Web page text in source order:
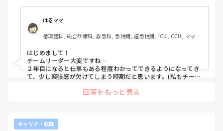
勤務状況は正直繁忙で、人員も不足している中、2年目の子
達には負担を強いている負い目もあります。
ただ他の先輩たちから、その都度注意をしても、あっちを直
ま指導を続けてモチベーションが下がらないか不安です。
良い対策はありますでしょうか、長々と書いてしまい恐縮で
すがお願いします。
はるママ
循環器科, 総合診療科, 救急科, 急性期, 超急性期, ICU, CCU, ママナ
はじめまして！
チームリーダー大変ですね…
２年目になると仕事もある程度わかってできるようになってき
て、少し緊張感が欠けてしまう時期だと思います。(私もチーム
厳しいことを言うようですが、本人のモチベーションも大切で
がいいのかなと思います…
回答をもっと見る
キャリア・転職